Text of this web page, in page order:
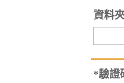
資料
*驗證